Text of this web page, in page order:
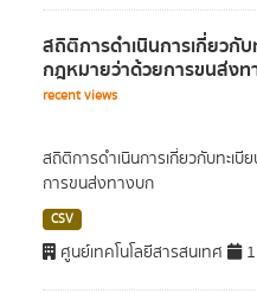
สถิติการดำเนินการเกี่ยวกั
กฎหมายว่าด้วยการขนส่งท
recent views
สถิติการดำเนินการเกี่ยวกับทะเ
การขนส่งทางบก
CSV
ศูนย์เทคโนโลยีสารสนเทศ